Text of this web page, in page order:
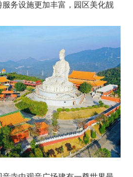
务设施更加丰富，园区美化靓